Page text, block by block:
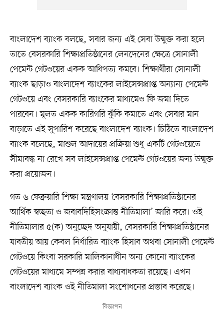
বাংলাদেশ ব্যাংক বলছে, সবার জন্য এই সেবা উন্মুক্ত করা হলে
তাতে বেসরকারি শিক্ষাপ্রতিষ্ঠানের লেনদেনের ক্ষেত্রে সোনালী
পেমেন্ট গেটওয়ের একক আধিপত্য কমবে। শিক্ষার্থীরা সোনালী
ব্যাংক ছাড়াও বাংলাদেশ ব্যাংকের লাইসেন্সপ্রাপ্ত অন্যান্য পেমেন্ট
গেটওয়ে এবং বেসরকারি ব্যাংকের মাধ্যমেও ফি জমা দিতে
পারবেন। মূলত একক কারিগরি ঝুঁকি কমাতে এবং সেবার মান
বাড়াতে এই সুপারিশ করেছে বাংলাদেশ ব্যাংক। চিঠিতে বাংলাদেশ
ব্যাংক বলেছে, মাশুল আদায়ের প্রক্রিয়া শুধু একটি গেটওয়েতে
সীমাবদ্ধ না রেখে সব লাইসেন্সপ্রাপ্ত পেমেন্ট গেটওয়ের জন্য উন্মুক্ত
করা প্রয়োজন।
গত ৬ ফেব্রুয়ারি শিক্ষা মন্ত্রণালয় ‘বেসরকারি শিক্ষাপ্রতিষ্ঠানের
আর্থিক স্বচ্ছতা ও জবাবদিহিসংক্রান্ত নীতিমালা’ জারি করে। ওই
নীতিমালার ৫(ক) অনুচ্ছেদ অনুযায়ী, বেসরকারি শিক্ষাপ্রতিষ্ঠানের
যাবতীয় আয় কেবল নির্ধারিত ব্যাংক হিসাব অথবা সোনালী পেমেন্ট
গেটওয়ে কিংবা সরকারি মালিকানাধীন অন্য কোনো ব্যাংকের
গেটওয়ের মাধ্যমে সম্পন্ন করার বাধ্যবাধকতা রয়েছে। এখন
বাংলাদেশ ব্যাংক ওই নীতিমালা সংশোধনের প্রস্তাব করেছে।